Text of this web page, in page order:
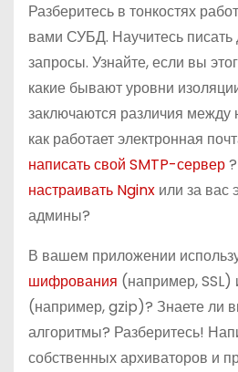
Разберитесь в тонкостях
вами СУБД. Научитесь
запросы. Узнайте, если вы
какие бывают уровни
заключаются различия между
как работает электронная
написать свой SMTP-сервер
настраивать Nginx или за вас
админы?
В вашем приложении
шифрования (например, SSL)
(например, gzip)? Знаете ли
алгоритмы? Разберитесь!
собственных архиваторов и